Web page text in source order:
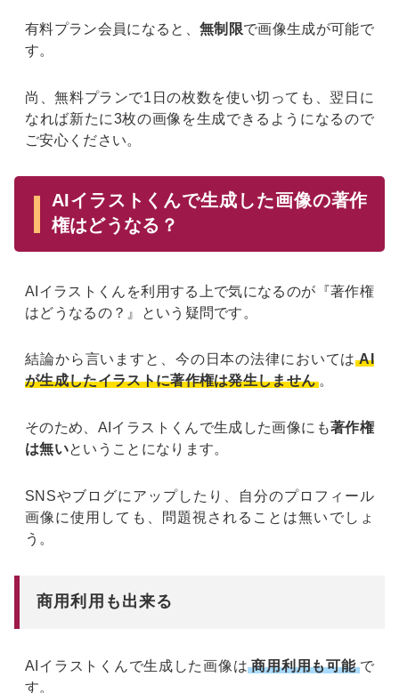
有料プラン会員になると、 無制限で画像生成が可能で
す。
尚、無料プランで1日の枚数を使い切っても、翌日に
なれば新たに3枚の画像を生成できるようになるので
ご安心ください。
AIイラストくんで生成した画像の著作
権はどうなる？
AIイラストくんを利用する上で気になるのが『著作権
はどうなるの？』という疑問です。
結論から言いますと、今の日本の法律においては AI
が生成したイラストに著作権は発生しません 。
そのため、AIイラストくんで生成した画像にも著作権
は無いということになります。
SNSやブログにアップしたり、自分のプロフィール
画像に使用しても、問題視されることは無いでしょ
う。
商用利用も出来る
AIイラストくんで生成した画像は 商用利用も可能 で
す。